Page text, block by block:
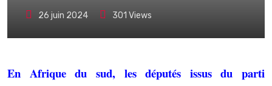
26 juin 2024 301 Views
En Afrique du sud, les députés issus du parti